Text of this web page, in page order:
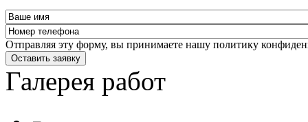
Отправляя эту форму, вы принимаете нашу политику
Оставить заявку
Галерея работ